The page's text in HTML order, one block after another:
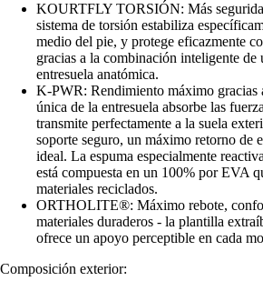
KOURTFLY TORSIÓN: Más
sistema de torsión estabiliza
medio del pie, y protege eficazmente
gracias a la combinación inteligente de
entresuela anatómica.
K-PWR: Rendimiento máximo
única de la entresuela absorbe las
transmite perfectamente a la suela
soporte seguro, un máximo retorno de
ideal. La espuma especialmente
está compuesta en un 100% por EVA
materiales reciclados.
ORTHOLITE®: Máximo rebote,
materiales duraderos - la plantilla
ofrece un apoyo perceptible en cada
Composición exterior: